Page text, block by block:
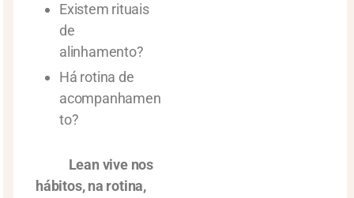
Existem rituais
de
alinhamento?
Há rotina de
acompanhamen
to?
Lean vive nos
hábitos, na rotina,